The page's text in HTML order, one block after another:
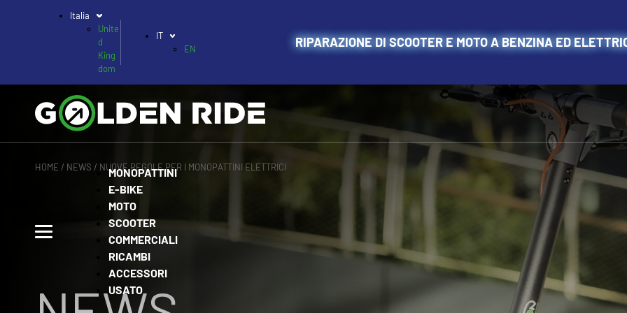
Italia
Unite
d
King
dom
IT
EN
RIPARAZIONE DI SCOOTER E MOTO A BENZINA ED
MONOPATTINI
E-BIKE
MOTO
SCOOTER
COMMERCIALI
RICAMBI
ACCESSORI
USATO
HOME / NEWS / NUOVE REGOLE PER I MONOPATTINI ELETTRICI